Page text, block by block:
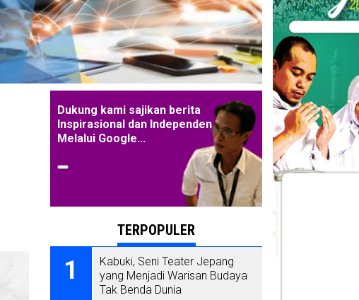
Dukung kami sajikan berita
Inspirasional dan Independen
Melalui Google...
TERPOPULER
1
Kabuki, Seni Teater Jepang
yang Menjadi Warisan Budaya
Tak Benda Dunia